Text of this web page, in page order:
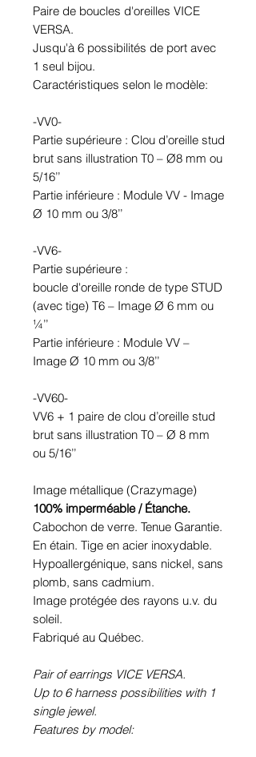
Paire de boucles d'oreilles VICE
VERSA.
Jusqu'à 6 possibilités de port avec
1 seul bijou.
Caractéristiques selon le modèle:
-VV0-
Partie supérieure : Clou d’oreille stud
brut sans illustration T0 – Ø8 mm ou
5/16’’
Partie inférieure : Module VV - Image
Ø 10 mm ou 3/8’’
-VV6-
Partie supérieure :
boucle d'oreille ronde de type STUD
(avec tige) T6 – Image Ø 6 mm ou
¼’’
Partie inférieure : Module VV –
Image Ø 10 mm ou 3/8’’
-VV60-
VV6 + 1 paire de clou d’oreille stud
brut sans illustration T0 – Ø 8 mm
ou 5/16’’
Image métallique (Crazymage)
100% imperméable / Étanche.
Cabochon de verre. Tenue Garantie.
En étain. Tige en acier inoxydable.
Hypoallergénique, sans nickel, sans
plomb, sans cadmium.
Image protégée des rayons u.v. du
soleil.
Fabriqué au Québec.
Pair of earrings VICE VERSA.
Up to 6 harness possibilities with 1
single jewel.
Features by model: